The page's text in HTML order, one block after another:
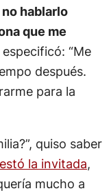
hablarlo
que me
especificó: “Me
después.
para la
quiso saber
la invitada,
mucho a